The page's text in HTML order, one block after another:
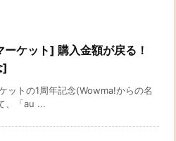
ケット] 購入金額が戻る！
]
ットの1周年記念(Wowma!からの名
、「au ...